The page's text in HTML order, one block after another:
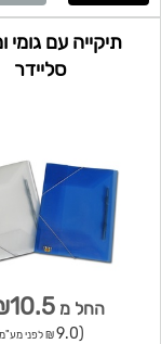
תיקייה עם גומי
סליידר
החל מ
(9.0 ₪ לפני